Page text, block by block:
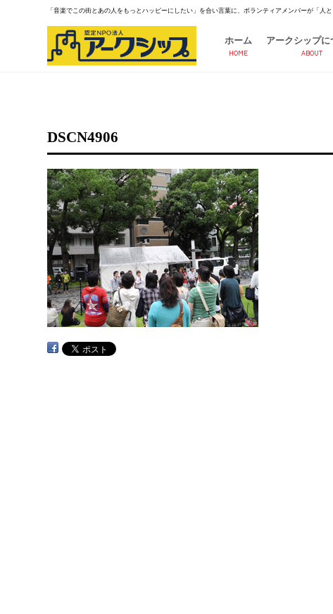
「音楽でこの街とあの人をもっとハッピーにしたい」を合い言葉に、ボランティアメンバーが「
ホーム
HOME
アークシップに
ABOUT
DSCN4906